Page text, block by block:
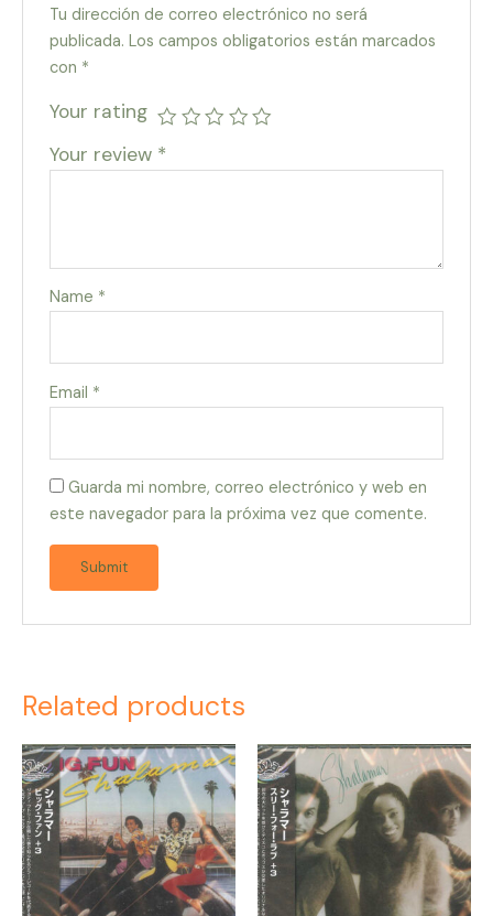
Tu dirección de correo electrónico no será
publicada. Los campos obligatorios están marcados
con *
Your rating
Your review *
Name *
Email *
Guarda mi nombre, correo electrónico y web en
este navegador para la próxima vez que comente.
Related products